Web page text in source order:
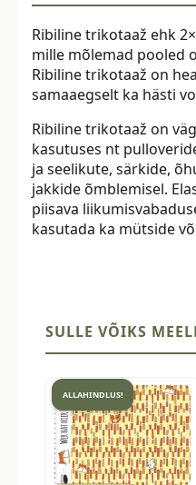
Ribiline trikotaaž ehk
mille mõlemad pooled
Ribiline trikotaaž on
samaaegselt ka hästi
Ribiline trikotaaž on
kasutuses nt
ja seelikute, särkide,
jakkide õmblemisel.
piisava
kasutada ka mütside
SULLE VÕIKS
ALLAHINDLUS!